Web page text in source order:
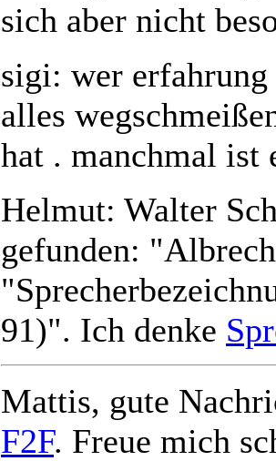
sich aber nicht
sigi: wer
alles
hat . manchmal ist
Helmut: Walter
gefunden:
91)". Ich denke
Mattis, gute
F2F. Freue mich